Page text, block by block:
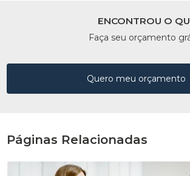
ENCONTROU O
Faça seu orçamento
Quero meu orçamento
Páginas Relacionadas